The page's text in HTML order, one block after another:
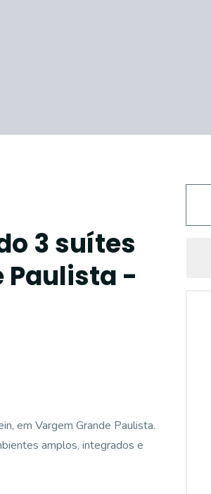
3 suítes
Paulista -
em Vargem Grande Paulista.
amplos, integrados e